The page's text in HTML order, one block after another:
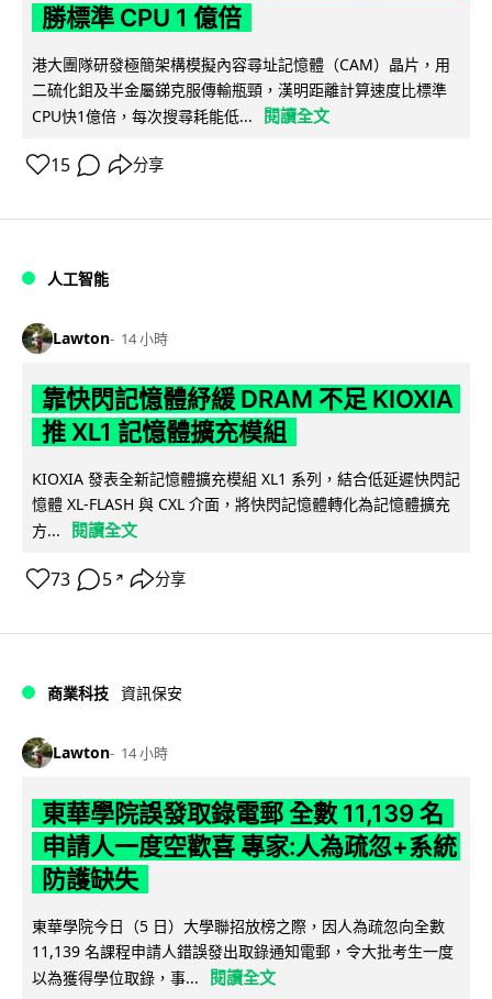
勝標準 CPU 1 億倍
港大團隊研發極簡架構模擬內容尋址記憶體（CAM）晶片，用
二硫化鉬及半金屬銻克服傳輸瓶頸，漢明距離計算速度比標準
CPU快1億倍，每次搜尋耗能低...
閱讀全文
15 分享
人工智能
Lawton 14 小時
靠快閃記憶體紓緩 DRAM 不足 KIOXIA
推 XL1 記憶體擴充模組
KIOXIA 發表全新記憶體擴充模組 XL1 系列，結合低延遲快閃記
憶體 XL-FLASH 與 CXL 介面，將快閃記憶體轉化為記憶體擴充
方...
閱讀全文
73 5 ↗ 分享
商業科技 資訊保安
Lawton 14 小時
東華學院誤發取錄電郵 全數 11,139 名
申請人一度空歡喜 專家:人為疏忽+系統
防護缺失
東華學院今日（5 日）大學聯招放榜之際，因人為疏忽向全數
11,139 名課程申請人錯誤發出取錄通知電郵，令大批考生一度
以為獲得學位取錄，事...
閱讀全文